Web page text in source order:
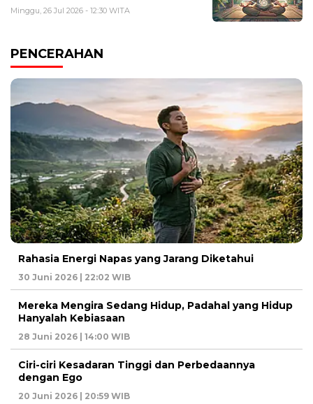
Minggu, 26 Jul 2026 - 12:30 WITA
PENCERAHAN
Rahasia Energi Napas yang Jarang Diketahui
30 Juni 2026 | 22:02 WIB
Mereka Mengira Sedang Hidup, Padahal yang Hidup
Hanyalah Kebiasaan
28 Juni 2026 | 14:00 WIB
Ciri-ciri Kesadaran Tinggi dan Perbedaannya
dengan Ego
20 Juni 2026 | 20:59 WIB